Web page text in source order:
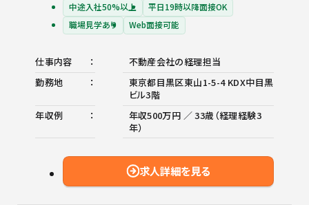
中途入社50%以上
平日19時以降面接OK
職場見学あり
Web面接可能
仕事内容
不動産会社の経理担当
勤務地
東京都目黒区東山1-5-4 KDX中目黒
ビル3階
年収例
年収500万円 ／ 33歳（経理経験3
年）
求人詳細を見る